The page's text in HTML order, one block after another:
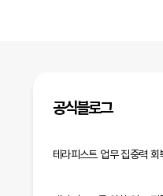
공식블로그